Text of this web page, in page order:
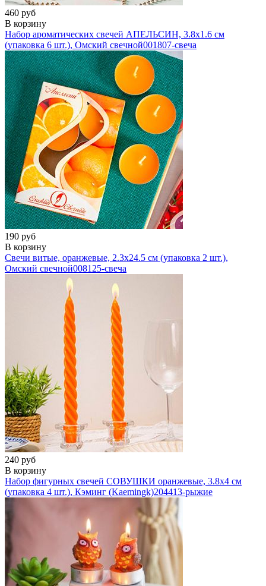
460 руб
В корзину
Набор ароматических свечей АПЕЛЬСИН, 3.8х1.6 см
(упаковка 6 шт.), Омский свечной001807-свеча
190 руб
В корзину
Свечи витые, оранжевые, 2.3х24.5 см (упаковка 2 шт.),
Омский свечной008125-свеча
240 руб
В корзину
Набор фигурных свечей СОВУШКИ оранжевые, 3.8х4 см
(упаковка 4 шт.), Кэминг (Kaemingk)204413-рыжие